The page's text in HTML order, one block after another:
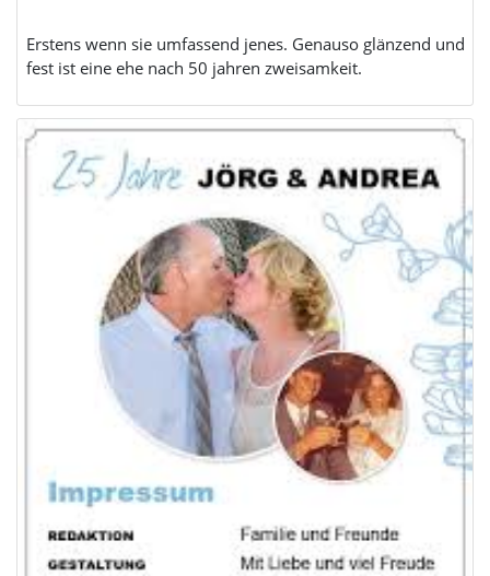
Erstens wenn sie umfassend jenes. Genauso glänzend und
fest ist eine ehe nach 50 jahren zweisamkeit.